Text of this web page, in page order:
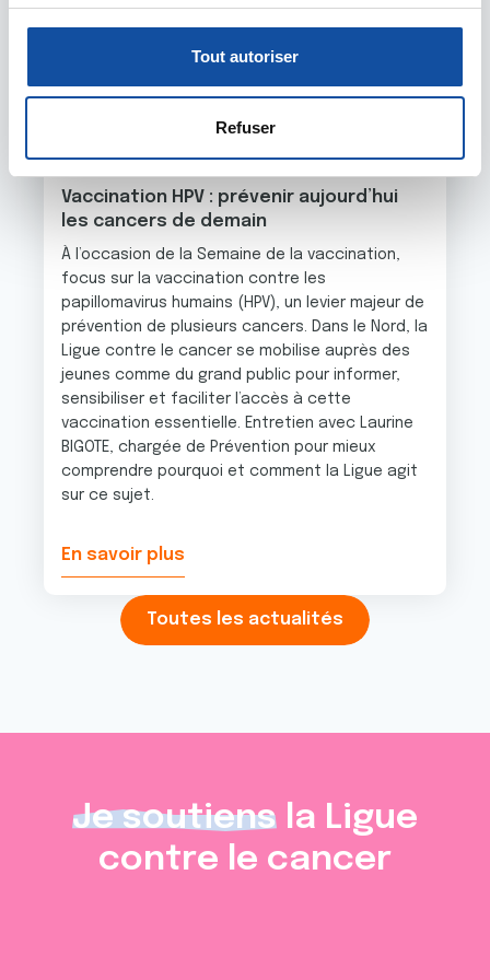
personnelles et définir vos préférences, reportez-vous à
votre consentement à tout moment à partir de la
déclaration sur les cookies.
Les cookies nous permettent de personnaliser le contenu
et les annonces, d'offrir des fonctionnalités relatives aux
médias sociaux et d'analyser notre trafic. Nous
partageons également des informations sur l'utilisation de
notre site avec nos partenaires de médias sociaux, de
publicité et d'analyse, qui peuvent combiner celles-ci
avec d'autres informations que vous leur avez fournies
ou qu'ils ont collectées lors de votre utilisation de leurs
services.
t
Tout autoriser
Refuser
PRÉVENTION
Vaccination HPV : prévenir aujourd’hui
les cancers de demain
À l’occasion de la Semaine de la vaccination,
focus sur la vaccination contre les
papillomavirus humains (HPV), un levier majeur de
prévention de plusieurs cancers. Dans le Nord, la
Ligue contre le cancer se mobilise auprès des
jeunes comme du grand public pour informer,
sensibiliser et faciliter l’accès à cette
vaccination essentielle. Entretien avec Laurine
BIGOTE, chargée de Prévention pour mieux
comprendre pourquoi et comment la Ligue agit
sur ce sujet.
En savoir plus
Toutes les actualités
Je soutiens la Ligue
contre le cancer